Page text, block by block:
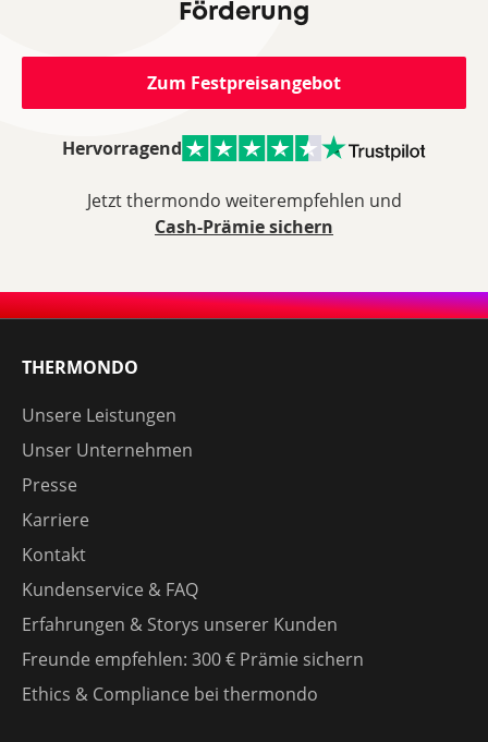
Förderung
Zum Festpreisangebot
Hervorragend
Jetzt thermondo weiterempfehlen und
Cash-Prämie sichern
THERMONDO
Unsere Leistungen
Unser Unternehmen
Presse
Karriere
Kontakt
Kundenservice & FAQ
Erfahrungen & Storys unserer Kunden
Freunde empfehlen: 300 € Prämie sichern
Ethics & Compliance bei thermondo